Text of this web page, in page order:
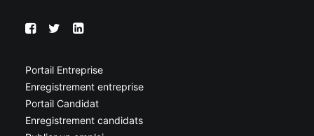
Portail Entreprise
Enregistrement entreprise
Portail Candidat
Enregistrement candidats